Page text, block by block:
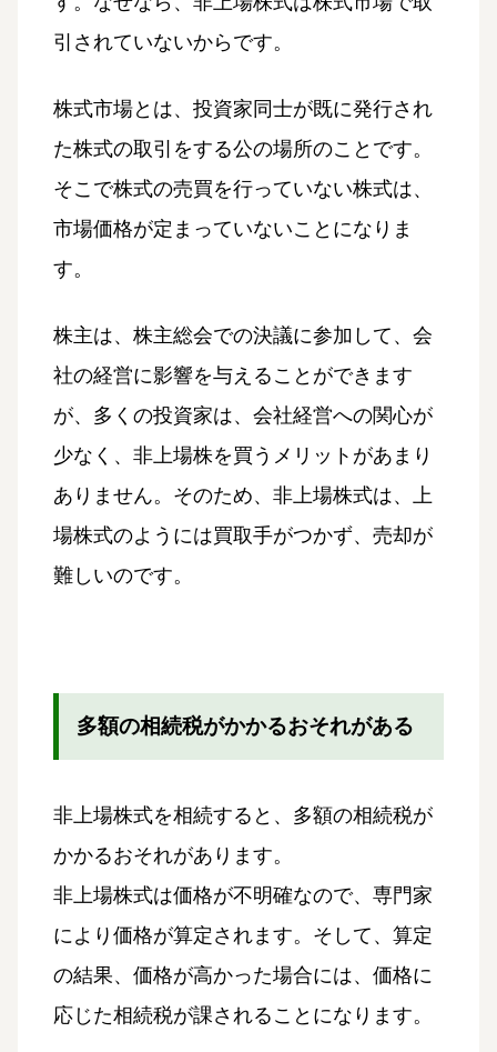
引されていないからです。
株式市場とは、投資家同士が既に発行され
た株式の取引をする公の場所のことです。
そこで株式の売買を行っていない株式は、
市場価格が定まっていないことになりま
す。
株主は、株主総会での決議に参加して、会
社の経営に影響を与えることができます
が、多くの投資家は、会社経営への関心が
少なく、非上場株を買うメリットがあまり
ありません。そのため、非上場株式は、上
場株式のようには買取手がつかず、売却が
難しいのです。
多額の相続税がかかるおそれがある
非上場株式を相続すると、多額の相続税が
かかるおそれがあります。
非上場株式は価格が不明確なので、専門家
により価格が算定されます。そして、算定
の結果、価格が高かった場合には、価格に
応じた相続税が課されることになります。